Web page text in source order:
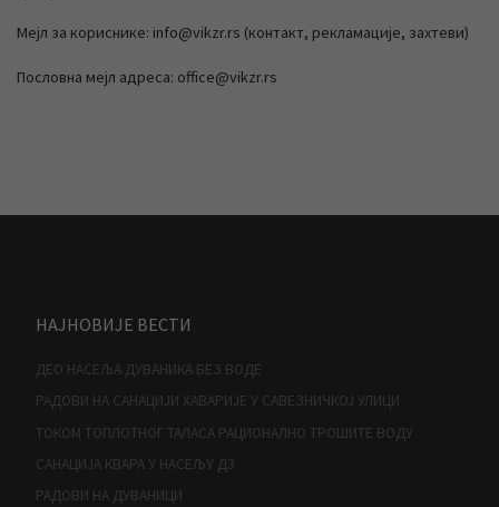
Мејл за кориснике: info@vikzr.rs (контакт, рекламације, захтеви)
Пословна мејл адреса: office@vikzr.rs
НАЈНОВИЈЕ ВЕСТИ
ДЕО НАСЕЉА ДУВАНИКА БЕЗ ВОДЕ
РАДОВИ НА САНАЦИЈИ ХАВАРИЈЕ У САВЕЗНИЧКОЈ УЛИЦИ
ТОКОМ ТОПЛОТНОГ ТАЛАСА РАЦИОНАЛНО ТРОШИТЕ ВОДУ
САНАЦИЈА КВАРА У НАСЕЉУ Д3
РАДОВИ НА ДУВАНИЦИ